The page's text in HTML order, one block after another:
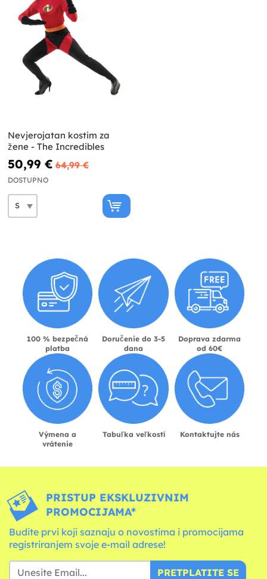
Nevjerojatan kostim za
žene - The Incredibles
50,99 € 64,99 €
DOSTUPNO
100 % bezpečná
platba
Doručenie do 3-5
dana
Doprava zdarma
od 60€
Výmena a
vrátenie
Tabuľka veľkostí Kontaktujte nás
PRISTUP EKSKLUZIVNIM
PROMOCIJAMA*
Budite prvi koji saznaju o novostima i promocijama
registriranjem svoje e-mail adrese!
PRETPLATITE SE